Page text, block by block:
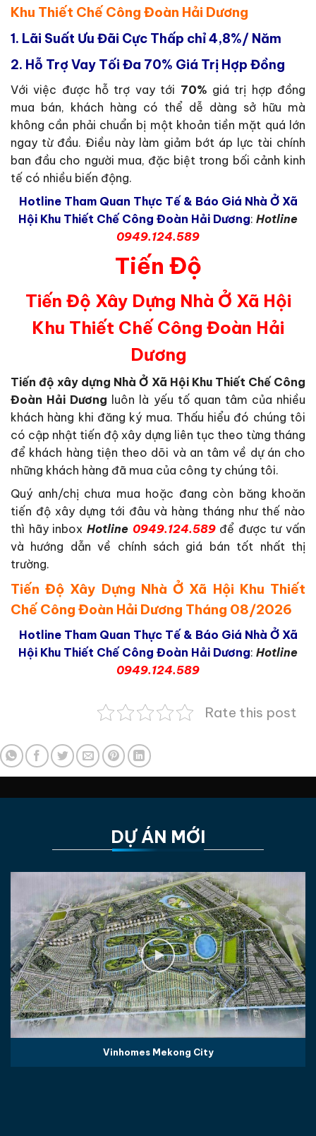
Khu Thiết Chế Công Đoàn Hải Dương
1. Lãi Suất Ưu Đãi Cực Thấp chỉ 4,8%/ Năm
2. Hỗ Trợ Vay Tối Đa 70% Giá Trị Hợp Đồng
Với việc được hỗ trợ vay tới 70% giá trị hợp đồng
mua bán, khách hàng có thể dễ dàng sở hữu mà
không cần phải chuẩn bị một khoản tiền mặt quá lớn
ngay từ đầu. Điều này làm giảm bớt áp lực tài chính
ban đầu cho người mua, đặc biệt trong bối cảnh kinh
tế có nhiều biến động.
Hotline Tham Quan Thực Tế & Báo Giá Nhà Ở Xã
Hội Khu Thiết Chế Công Đoàn Hải Dương: Hotline
0949.124.589
Tiến Độ
Tiến Độ Xây Dựng Nhà Ở Xã Hội
Khu Thiết Chế Công Đoàn Hải
Dương
Tiến độ xây dựng Nhà Ở Xã Hội Khu Thiết Chế Công
Đoàn Hải Dương luôn là yếu tố quan tâm của nhiều
khách hàng khi đăng ký mua. Thấu hiểu đó chúng tôi
có cập nhật tiến độ xây dựng liên tục theo từng tháng
để khách hàng tiện theo dõi và an tâm về dự án cho
những khách hàng đã mua của công ty chúng tôi.
Quý anh/chị chưa mua hoặc đang còn băng khoăn
tiến độ xây dựng tới đâu và hàng tháng như thế nào
thì hãy inbox Hotline 0949.124.589để được tư vấn
và hướng dẫn về chính sách giá bán tốt nhất thị
trường.
Tiến Độ Xây Dựng Nhà Ở Xã Hội Khu Thiết
Chế Công Đoàn Hải Dương Tháng 08/2026
Hotline Tham Quan Thực Tế & Báo Giá Nhà Ở Xã
Hội Khu Thiết Chế Công Đoàn Hải Dương: Hotline
0949.124.589
Rate this post
DỰ ÁN MỚI
Vinhomes Mekong City